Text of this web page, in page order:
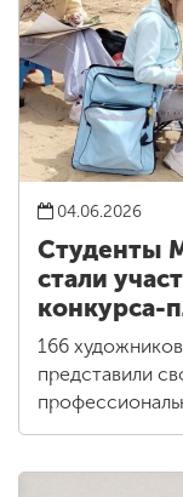
04.06.2026
Студенты
стали
конкурса-
166
представили